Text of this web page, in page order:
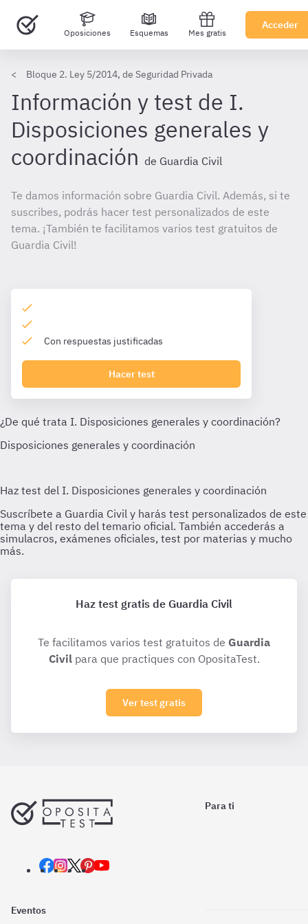
Oposiciones Esquemas Mes gratis
Acceder
Bloque 2. Ley 5/2014, de Seguridad Privada
Información y test de I.
Disposiciones generales y
coordinación de Guardia Civil
Te damos información sobre Guardia Civil. Además, si te
suscribes, podrás hacer test personalizados de este
tema. ¡También te facilitamos varios test gratuitos de
Guardia Civil!
Con respuestas justificadas
Hacer test
Haz test gratis de Guardia Civil
Te facilitamos varios test gratuitos de Guardia
Civilpara que practiques con OpositaTest.
Ver test gratis
Para ti
Eventos